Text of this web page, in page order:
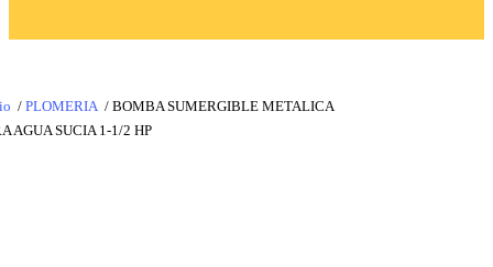
/ PLOMERIA / BOMBA SUMERGIBLE METALICA
AGUA SUCIA 1-1/2 HP